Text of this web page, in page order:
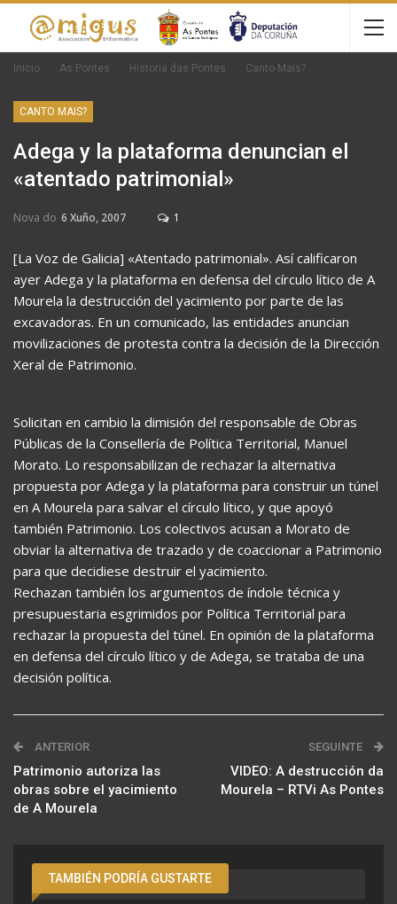
Inicio As Pontes Historia das Pontes Canto Mais?
CANTO MAIS?
Adega y la plataforma denuncian el
«atentado patrimonial»
Nova do 6 Xuño, 2007 1
[La Voz de Galicia] «Atentado patrimonial». Así calificaron
ayer Adega y la plataforma en defensa del círculo lítico de A
Mourela la destrucción del yacimiento por parte de las
excavadoras. En un comunicado, las entidades anuncian
movilizaciones de protesta contra la decisión de la Dirección
Xeral de Patrimonio.
Solicitan en cambio la dimisión del responsable de Obras
Públicas de la Consellería de Política Territorial, Manuel
Morato. Lo responsabilizan de rechazar la alternativa
propuesta por Adega y la plataforma para construir un túnel
en A Mourela para salvar el círculo lítico, y que apoyó
también Patrimonio. Los colectivos acusan a Morato de
obviar la alternativa de trazado y de coaccionar a Patrimonio
para que decidiese destruir el yacimiento.
Rechazan también los argumentos de índole técnica y
presupuestaria esgrimidos por Política Territorial para
rechazar la propuesta del túnel. En opinión de la plataforma
en defensa del círculo lítico y de Adega, se trataba de una
decisión política.
ANTERIOR
Patrimonio autoriza las
obras sobre el yacimiento
de A Mourela
SEGUINTE
VIDEO: A destrucción da
Mourela – RTVi As Pontes
TAMBIÉN PODRÍA GUSTARTE